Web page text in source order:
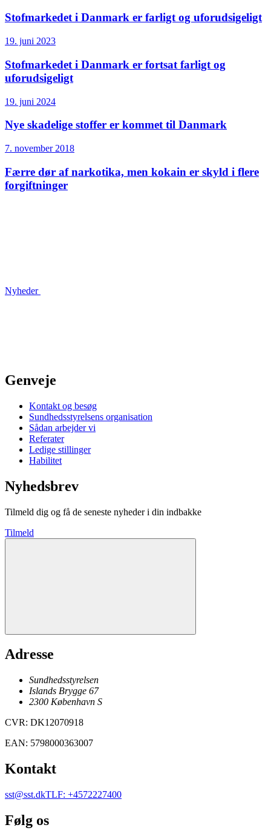
Stofmarkedet i Danmark er farligt og uforudsigeligt
19. juni 2023
Stofmarkedet i Danmark er fortsat farligt og
uforudsigeligt
19. juni 2024
Nye skadelige stoffer er kommet til Danmark
7. november 2018
Færre dør af narkotika, men kokain er skyld i flere
forgiftninger
Nyheder
Genveje
Kontakt og besøg
Sundhedsstyrelsens organisation
Sådan arbejder vi
Referater
Ledige stillinger
Habilitet
Nyhedsbrev
Tilmeld dig og få de seneste nyheder i din indbakke
Tilmeld
Adresse
Sundhedsstyrelsen
Islands Brygge 67
2300 København S
CVR: DK12070918
EAN: 5798000363007
Kontakt
sst@sst.dkTLF: +4572227400
Følg os